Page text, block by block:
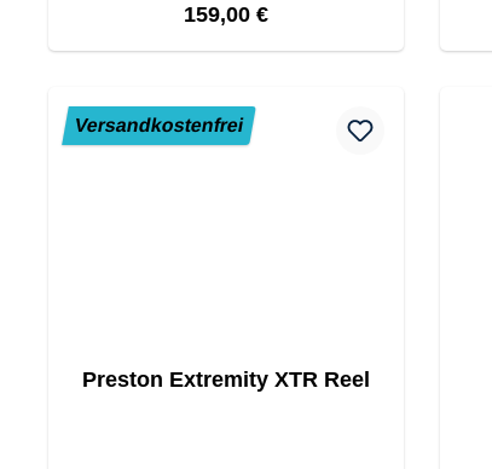
Regulärer Preis:
159,00 €
Versandkostenfrei
Preston Extremity XTR Reel